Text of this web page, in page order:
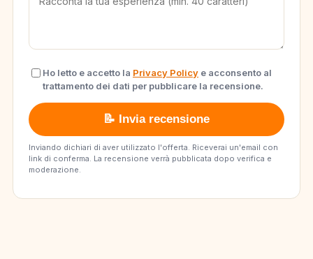
Ho letto e accetto la Privacy Policy e acconsento al
trattamento dei dati per pubblicare la recensione.
📝 Invia recensione
Inviando dichiari di aver utilizzato l'offerta. Riceverai un'email con
link di conferma. La recensione verrà pubblicata dopo verifica e
moderazione.